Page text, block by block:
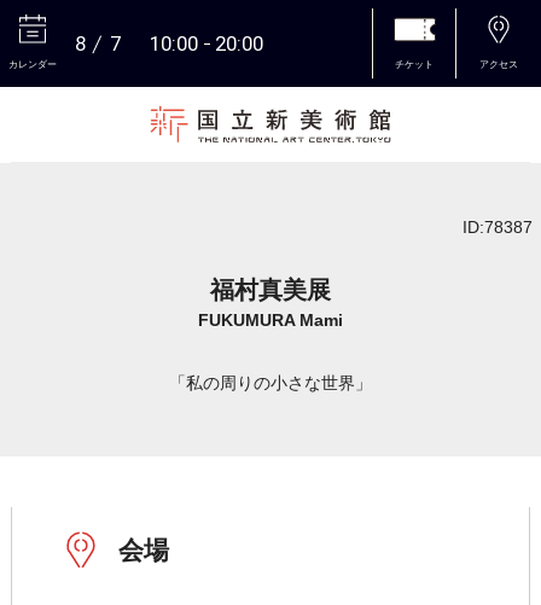
カレンダー
8 7 10:00 20:00
チケット アクセス
ID:78387
福村真美展
FUKUMURA Mami
「私の周りの小さな世界」
会場